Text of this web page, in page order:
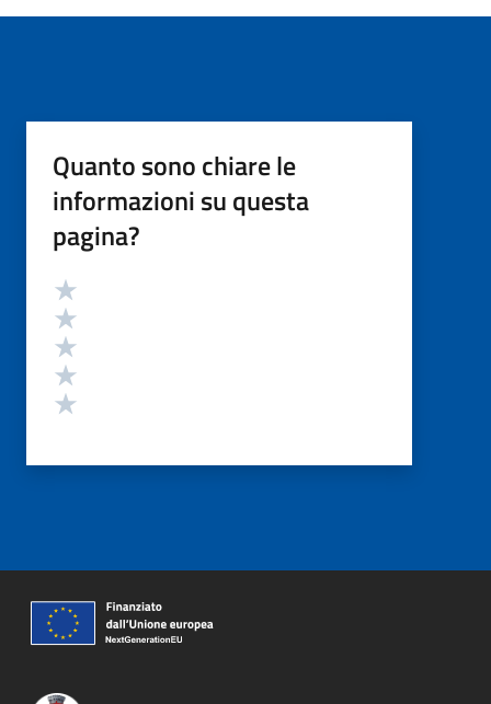
Quanto sono chiare le
informazioni su questa
pagina?
Valutazione